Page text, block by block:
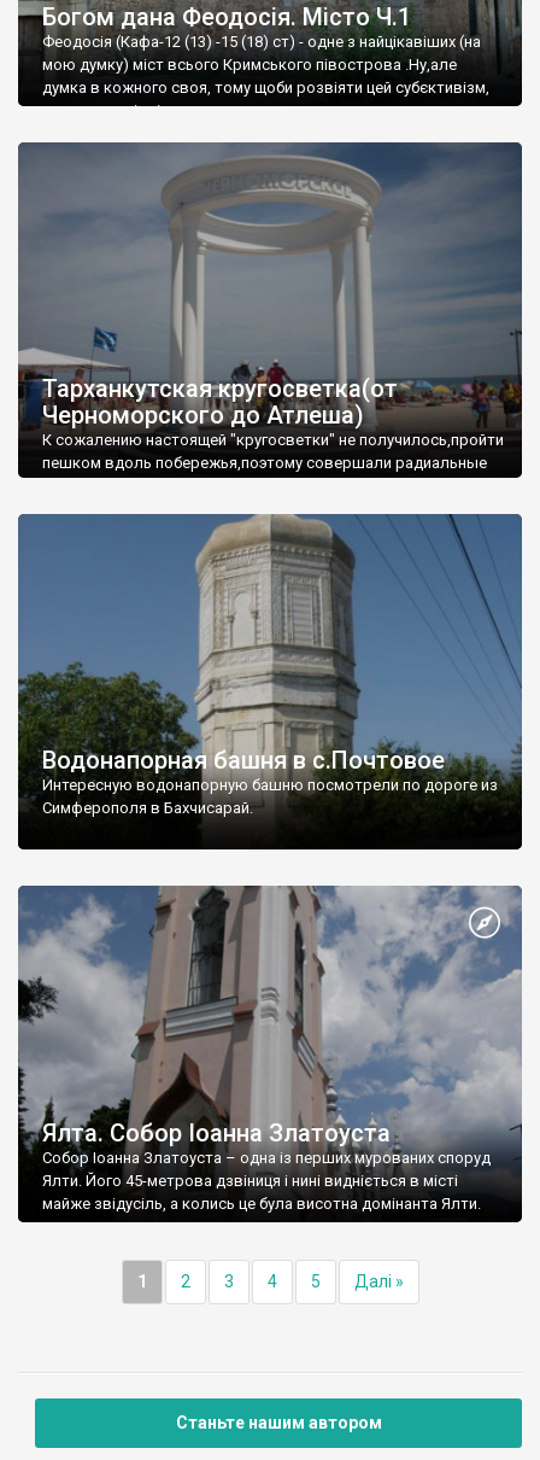
Богом дана Феодосія. Місто Ч.1
Феодосія (Кафа-12 (13) -15 (18) ст) - одне з найцікавіших (на
мою думку) міст всього Кримського півострова .Ну,але
думка в кожного своя, тому щоби розвіяти цей субєктивізм,
запрошую відвідати це
Тарханкутская кругосветка(от
Черноморского до Атлеша)
К сожалению настоящей "кругосветки" не получилось,пройти
пешком вдоль побережья,поэтому совершали радиальные
Водонапорная башня в с.Почтовое
Интересную водонапорную башню посмотрели по дороге из
Симферополя в Бахчисарай.
Ялта. Собор Іоанна Златоуста
Собор Іоанна Златоуста – одна із перших мурованих споруд
Ялти. Його 45-метрова дзвіниця і нині видніється в місті
майже звідусіль, а колись це була висотна домінанта Ялти.
1 2 3 4 5 Далі »
Станьте нашим автором